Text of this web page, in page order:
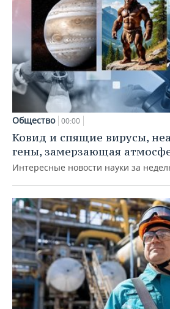
Общество 00:00
Ковид и спящие вирусы,
гены, замерзающая
Интересные новости науки за